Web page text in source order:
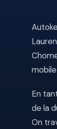
En
de la
On